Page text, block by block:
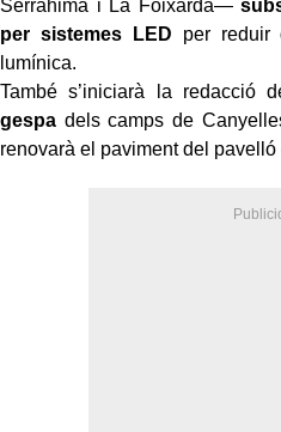
Serrahima i La Foixarda—
per sistemes LED per reduir
lumínica.
També s’iniciarà la redacció
gespa dels camps de
renovarà el paviment del